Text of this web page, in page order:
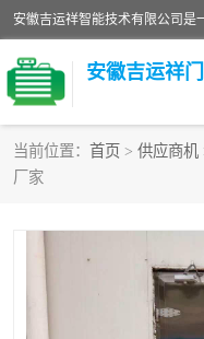
安徽吉运祥
当前位置： 首页 > 供应商机
厂家
保温门
防撞自由门
工业电动折叠门